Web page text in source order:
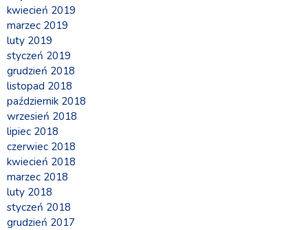
kwiecień 2019
marzec 2019
luty 2019
styczeń 2019
grudzień 2018
listopad 2018
październik 2018
wrzesień 2018
lipiec 2018
czerwiec 2018
kwiecień 2018
marzec 2018
luty 2018
styczeń 2018
grudzień 2017